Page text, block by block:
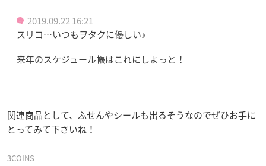
2019.09.22 16:21
スリコ…いつもヲタクに優しい♪
来年のスケジュール帳はこれにしよっと！
関連商品として、ふせんやシールも出るそうなのでぜひお手に
とってみて下さいね！
3COINS